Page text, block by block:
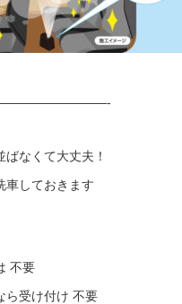
ばなくて大丈夫！
車しておきます
不要
ら受け付け 不要